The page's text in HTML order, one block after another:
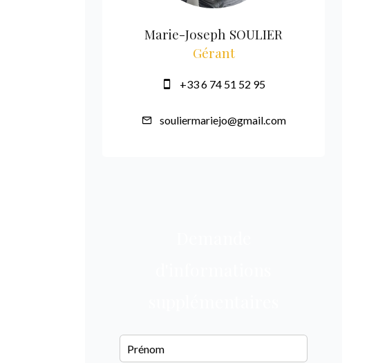
Marie-Joseph SOULIER
Gérant
+33 6 74 51 52 95
souliermariejo@gmail.com